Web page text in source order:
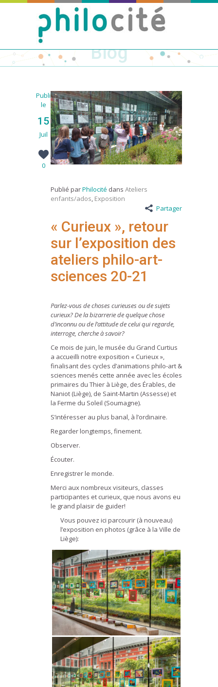
Blog
Publié
le
15
Juil
0
Publié parPhilocité dans Ateliers
enfants/ados, Exposition
Partager
« Curieux », retour
sur l’exposition des
ateliers philo-art-
sciences 20-21
Parlez-vous de choses curieuses ou de sujets
curieux? De la bizarrerie de quelque chose
d’inconnu ou de l’attitude de celui qui regarde,
interroge, cherche à savoir?
Ce mois de juin, le musée du Grand Curtius
a accueilli notre exposition « Curieux »,
finalisant des cycles d’animations philo-art &
sciences menés cette année avec les écoles
primaires du Thier à Liège, des Érables, de
Naniot (Liège), de Saint-Martin (Assesse) et
la Ferme du Soleil (Soumagne).
S’intéresser au plus banal, à l’ordinaire.
Regarder longtemps, finement.
Observer.
Écouter.
Enregistrer le monde.
Merci aux nombreux visiteurs, classes
participantes et curieux, que nous avons eu
le grand plaisir de guider!
Vous pouvez ici parcourir (à nouveau)
l’exposition en photos (grâce à la Ville de
Liège):